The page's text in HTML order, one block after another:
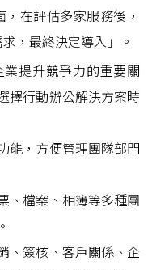
，在評估多家服務後，
，最終決定導入」。
提升競爭力的重要關
擇行動辦公解決方案時
能，方便管理團隊部門
、檔案、相簿等多種團
、簽核、客戶關係、企